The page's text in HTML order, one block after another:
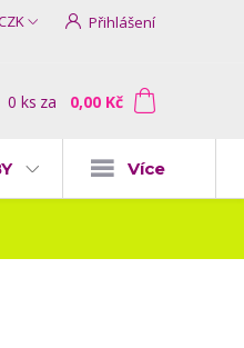
Přihlášení
0 ks za 0,00 Kč
Více